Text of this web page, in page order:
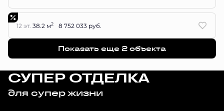
12 эт. 38.2 м2 8 752 033 руб.
Показать еще 2 объектa
СУПЕР ОТДЕЛКА
для супер жизни